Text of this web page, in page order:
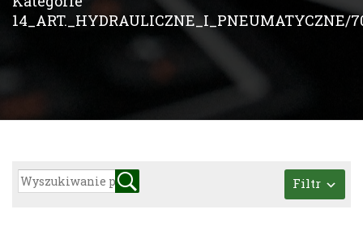
14_ART._HYDRAULICZNE_I_PNEUMATYCZNE/
Filtr